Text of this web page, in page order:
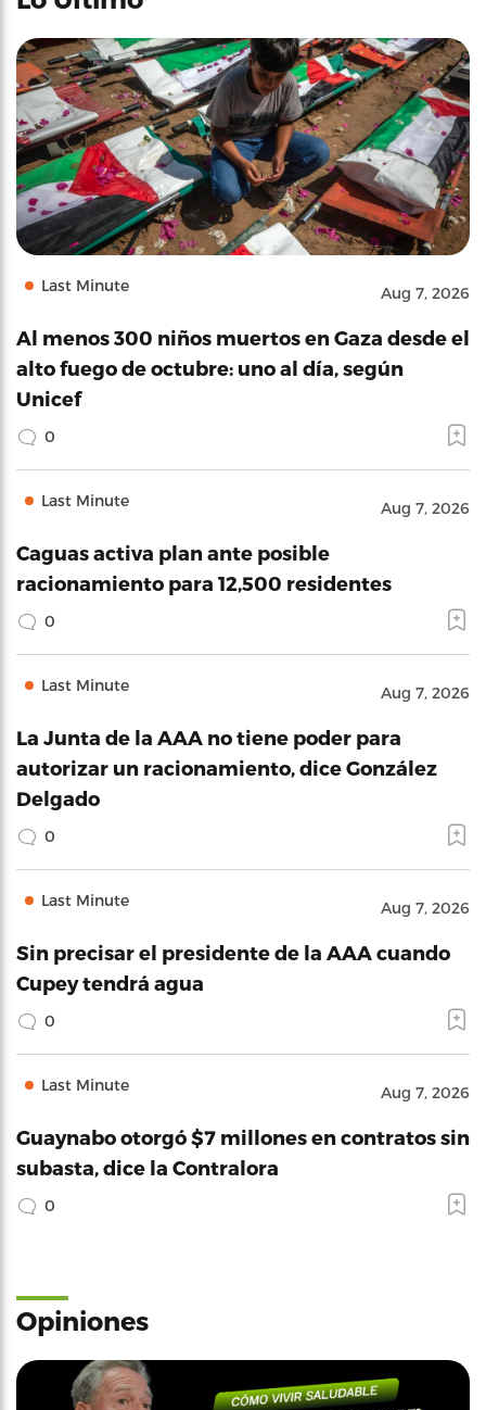
Last Minute Aug 7, 2026
Al menos 300 niños muertos en Gaza desde el
alto fuego de octubre: uno al día, según
Unicef
0
Last Minute Aug 7, 2026
Caguas activa plan ante posible
racionamiento para 12,500 residentes
0
Last Minute Aug 7, 2026
La Junta de la AAA no tiene poder para
autorizar un racionamiento, dice González
Delgado
0
Last Minute Aug 7, 2026
Sin precisar el presidente de la AAA cuando
Cupey tendrá agua
0
Last Minute Aug 7, 2026
Guaynabo otorgó $7 millones en contratos sin
subasta, dice la Contralora
0
Opiniones